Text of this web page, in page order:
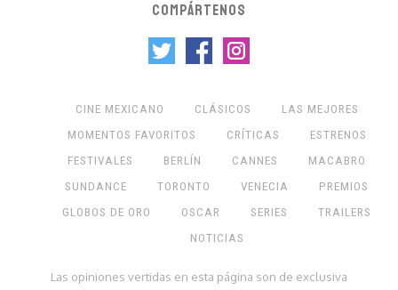
COMPÁRTENOS
CINE MEXICANO CLÁSICOS
LAS MEJORES
MOMENTOS FAVORITOS
CRÍTICAS
ESTRENOS
FESTIVALES
BERLÍN CANNES
MACABRO
SUNDANCE
TORONTO VENECIA
PREMIOS
GLOBOS DE ORO
OSCAR SERIES
TRAILERS
NOTICIAS
Las opiniones vertidas en esta página son de exclusiva